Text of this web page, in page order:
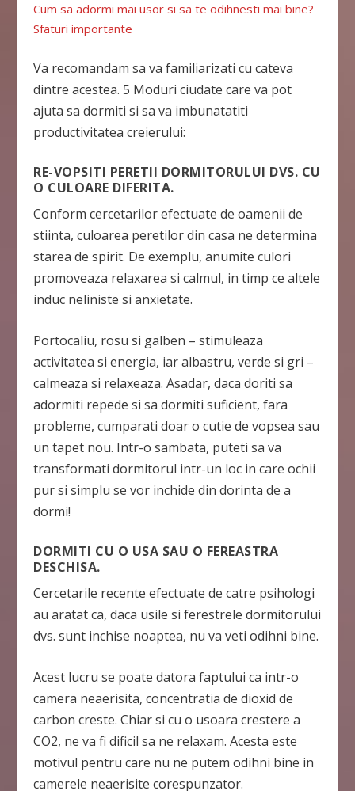
Cum sa adormi mai usor si sa te odihnesti mai bine?
Sfaturi importante
Va recomandam sa va familiarizati cu cateva
dintre acestea. 5 Moduri ciudate care va pot
ajuta sa dormiti si sa va imbunatatiti
productivitatea creierului:
RE-VOPSITI PERETII DORMITORULUI DVS. CU
O CULOARE DIFERITA.
Conform cercetarilor efectuate de oamenii de
stiinta, culoarea peretilor din casa ne determina
starea de spirit. De exemplu, anumite culori
promoveaza relaxarea si calmul, in timp ce altele
induc neliniste si anxietate.
Portocaliu, rosu si galben – stimuleaza
activitatea si energia, iar albastru, verde si gri –
calmeaza si relaxeaza. Asadar, daca doriti sa
adormiti repede si sa dormiti suficient, fara
probleme, cumparati doar o cutie de vopsea sau
un tapet nou. Intr-o sambata, puteti sa va
transformati dormitorul intr-un loc in care ochii
pur si simplu se vor inchide din dorinta de a
dormi!
DORMITI CU O USA SAU O FEREASTRA
DESCHISA.
Cercetarile recente efectuate de catre psihologi
au aratat ca, daca usile si ferestrele dormitorului
dvs. sunt inchise noaptea, nu va veti odihni bine.
Acest lucru se poate datora faptului ca intr-o
camera neaerisita, concentratia de dioxid de
carbon creste. Chiar si cu o usoara crestere a
CO2, ne va fi dificil sa ne relaxam. Acesta este
motivul pentru care nu ne putem odihni bine in
camerele neaerisite corespunzator.